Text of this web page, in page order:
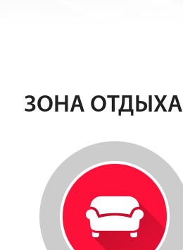
ЗОНА ОТДЫХА